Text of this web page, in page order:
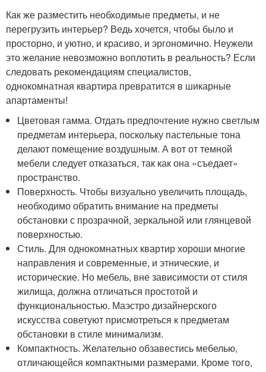
Как же разместить необходимые предметы, и не
перегрузить интерьер? Ведь хочется, чтобы было и
просторно, и уютно, и красиво, и эргономично. Неужели
это желание невозможно воплотить в реальность? Если
следовать рекомендациям специалистов,
однокомнатная квартира превратится в шикарные
апартаменты!
Цветовая гамма. Отдать предпочтение нужно светлым
предметам интерьера, поскольку пастельные тона
делают помещение воздушным. А вот от темной
мебели следует отказаться, так как она «съедает»
пространство.
Поверхность. Чтобы визуально увеличить площадь,
необходимо обратить внимание на предметы
обстановки с прозрачной, зеркальной или глянцевой
поверхностью.
Стиль. Для однокомнатных квартир хороши многие
направления и современные, и этнические, и
исторические. Но мебель, вне зависимости от стиля
жилища, должна отличаться простотой и
функциональностью. Маэстро дизайнерского
искусства советуют присмотреться к предметам
обстановки в стиле минимализм.
Компактность. Желательно обзавестись мебелью,
отличающейся компактными размерами. Кроме того,